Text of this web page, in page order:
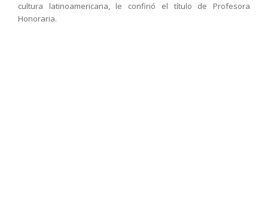
cultura latinoamericana, le confirió el título de Profesora
Honoraria.